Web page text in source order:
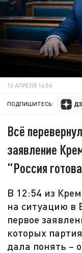
13 АПРЕЛЯ 14:56
ПОДПИШИТЕСЬ:
Всё
заявление
"Россия
В 12:54 из
на ситуацию в
первое
которых
дала понять –